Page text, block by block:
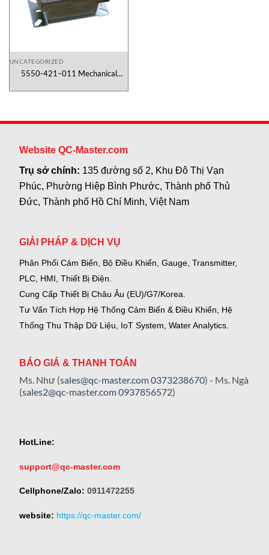
UNCATEGORIZED
5550-421–011 Mechanical
Website QC-Master.com
Trụ sở chính: 135 đường số 2, Khu Đô Thị Vạn
Phúc, Phường Hiệp Bình Phước, Thành phố Thủ
Đức, Thành phố Hồ Chí Minh, Việt Nam
GIẢI PHÁP & DỊCH VỤ
Phân Phối Cảm Biến, Bộ Điều Khiển, Gauge, Transmitter,
PLC, HMI, Thiết Bị Điện.
Cung Cấp Thiết Bị Châu Âu (EU)/G7/Korea.
Tư Vấn Tích Hợp Hệ Thống Cảm Biến & Điều Khiển, Hệ
Thống Thu Thập Dữ Liệu, IoT System, Water Analytics.
BÁO GIÁ & THANH TOÁN
Ms. Như (sales@qc-master.com0373238670) - Ms. Ngà
(sales2@qc-master.com0937856572)
HotLine:
support@qc-master.com
Cellphone/Zalo: 0911472255
website: https://qc-master.com/